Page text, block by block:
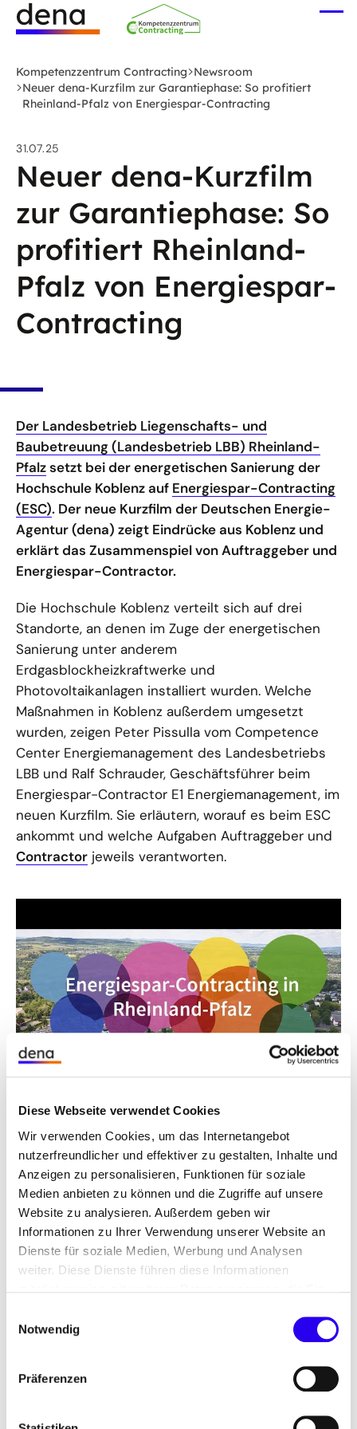
Diese Webseite verwendet Cookies
Wir verwenden Cookies, um das Internetangebot
nutzerfreundlicher und effektiver zu gestalten, Inhalte und
Anzeigen zu personalisieren, Funktionen für soziale
Medien anbieten zu können und die Zugriffe auf unsere
Website zu analysieren. Außerdem geben wir
Informationen zu Ihrer Verwendung unserer Website an
Dienste für soziale Medien, Werbung und Analysen
weiter. Diese Dienste führen diese Informationen
Nutzung der Dienste gesammelt haben.
Notwendig
Präferenzen
Zum
Hauptinhalt
Deutsche
Energie-
Agentur
-
zur
Startseite
Kompetenzzentrum Contracting Newsroom
Neuer dena-Kurzfilm zur Garantiephase: So profitiert
Rheinland-Pfalz von Energiespar-Contracting
31.07.25
Neuer dena-Kurzfilm
zur Garantiephase: So
profitiert Rheinland-
Pfalz von Energiespar-
Contracting
Der Landesbetrieb Liegenschafts- und
Baubetreuung (Landesbetrieb LBB) Rheinland-
Pfalzsetzt bei der energetischen Sanierung der
Hochschule Koblenz auf Energiespar-Contracting
(ESC). Der neue Kurzfilm der Deutschen Energie-
Agentur (dena) zeigt Eindrücke aus Koblenz und
erklärt das Zusammenspiel von Auftraggeber und
Energiespar-Contractor.
Die Hochschule Koblenz verteilt sich auf drei
Standorte, an denen im Zuge der energetischen
Sanierung unter anderem
Erdgasblockheizkraftwerke und
Photovoltaikanlagen installiert wurden. Welche
Maßnahmen in Koblenz außerdem umgesetzt
wurden, zeigen Peter Pissulla vom Competence
Center Energiemanagement des Landesbetriebs
LBB und Ralf Schrauder, Geschäftsführer beim
Energiespar-Contractor E1 Energiemanagement, im
neuen Kurzfilm. Sie erläutern, worauf es beim ESC
ankommt und welche Aufgaben Auftraggeber und
Contractor jeweils verantworten.
Diese Inhalte können nicht angezeigt werden, da die
Marketing-Cookies abgelehnt wurden. Klicken Sie hier
die Cookies zu akzeptieren und den Inhalt anzuzeigen!
Seit Januar 2024 befindet sich das Projekt in der
Garantiephase. Diese beginnt imESC, sobald die
geplanten Umbaumaßnahmen erfolgt sind und
vom Auftraggeber abgenommen wurden. Ab
die vereinbarten Einsparziele auch tatsächlich
eingehalten werden – in Rheinland-Pfalz läuft der
insgesamt zehn Jahre.
Die technischen Anlagen werden regelmäßig durch